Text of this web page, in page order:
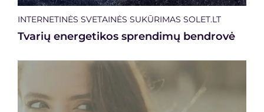
INTERNETINĖS SVETAINĖS SUKŪRIMAS SOLET.LT
Tvarių energetikos sprendimų bendrovė